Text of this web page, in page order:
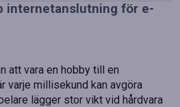
internetanslutning för e-
att vara en hobby till en
millisekund kan avgöra
lägger stor vikt vid hårdvara